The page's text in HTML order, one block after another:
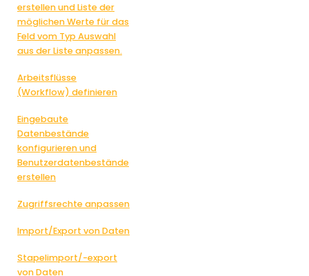
erstellen und Liste der
möglichen Werte für das
Feld vom Typ Auswahl
aus der Liste anpassen.
Arbeitsflüsse
(Workflow) definieren
Eingebaute
Datenbestände
konfigurieren und
Benutzerdatenbestände
erstellen
Zugriffsrechte anpassen
Import/Export von Daten
Stapelimport/-export
von Daten